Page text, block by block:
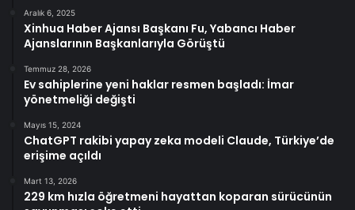
Aralık 6, 2025
Xinhua Haber Ajansı Başkanı Fu, Yabancı Haber
Ajanslarının Başkanlarıyla Görüştü
Temmuz 28, 2026
Ev sahiplerine yeni haklar resmen başladı: İmar
yönetmeliği değişti
Mayıs 15, 2024
ChatGPT rakibi yapay zeka modeli Claude, Türkiye’de
erişime açıldı
Mart 13, 2026
229 km hızla öğretmeni hayattan koparan sürücünün